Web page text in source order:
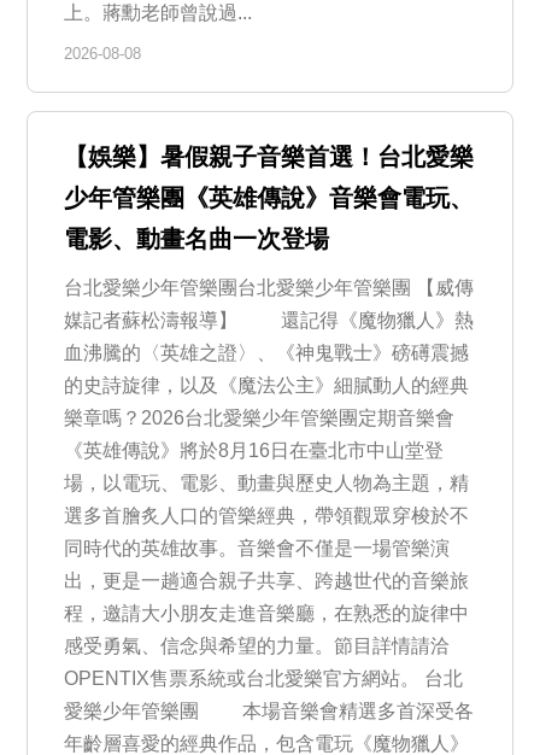
上。蔣勳老師曾說過...
2026-08-08
【娛樂】暑假親子音樂首選！台北愛樂
少年管樂團《英雄傳說》音樂會電玩、
電影、動畫名曲一次登場
台北愛樂少年管樂團台北愛樂少年管樂團 【威傳
媒記者蘇松濤報導】 還記得《魔物獵人》熱
血沸騰的〈英雄之證〉、《神鬼戰士》磅礡震撼
的史詩旋律，以及《魔法公主》細膩動人的經典
樂章嗎？2026台北愛樂少年管樂團定期音樂會
《英雄傳說》將於8月16日在臺北市中山堂登
場，以電玩、電影、動畫與歷史人物為主題，精
選多首膾炙人口的管樂經典，帶領觀眾穿梭於不
同時代的英雄故事。音樂會不僅是一場管樂演
出，更是一趟適合親子共享、跨越世代的音樂旅
程，邀請大小朋友走進音樂廳，在熟悉的旋律中
感受勇氣、信念與希望的力量。節目詳情請洽
OPENTIX售票系統或台北愛樂官方網站。 台北
愛樂少年管樂團 本場音樂會精選多首深受各
年齡層喜愛的經典作品，包含電玩《魔物獵人》